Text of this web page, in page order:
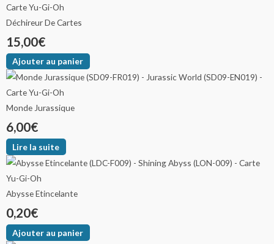
Déchireur De Cartes
15,00€
Ajouter au panier
Monde Jurassique
6,00€
Lire la suite
Abysse Etincelante
0,20€
Ajouter au panier